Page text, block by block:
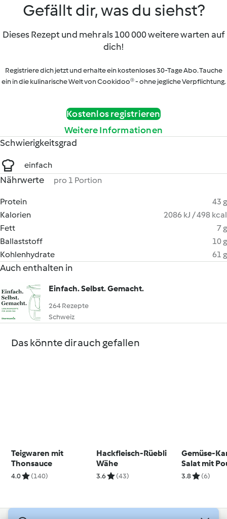
Gefällt dir, was du siehst?
Dieses Rezept und mehr als 100 000 weitere warten auf
dich!
Registriere dich jetzt und erhalte ein kostenloses 30-Tage Abo. Tauche
ein in die kulinarische Welt von Cookidoo® - ohne jegliche Verpflichtung.
Kostenlos registrieren
Weitere Informationen
Schwierigkeitsgrad
einfach
Nährwerte pro 1 Portion
Protein
43 g
Kalorien
2086 kJ / 498 kcal
Fett
7 g
Ballaststoff
10 g
Kohlenhydrate
61 g
Auch enthalten in
Einfach. Selbst. Gemacht.
264 Rezepte
Schweiz
Das könnte dir auch gefallen
Teigwaren mit
Thonsauce
4.0 (140)
Hackfleisch-Rüebli
Wähe
3.6 (43)
Gemüse-
Salat mit
3.8 (6)